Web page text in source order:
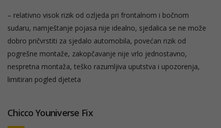
– relativno visok rizik od ozljeda pri frontalnom i bočnom
sudaru, namještanje pojasa nije idealno, sjedalica se ne može
dobro pričvrstiti za sjedalo automobila, povećan rizik od
pogrešne montaže, zakopčavanje nije vrlo jednostavno,
nespretna montaža, teško razumljiva uputstva i upozorenja,
limitiran pogled djeteta
Chicco Youniverse Fix